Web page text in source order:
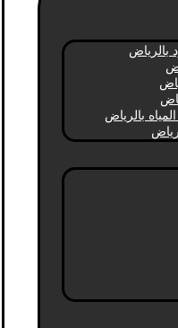
بالرياض